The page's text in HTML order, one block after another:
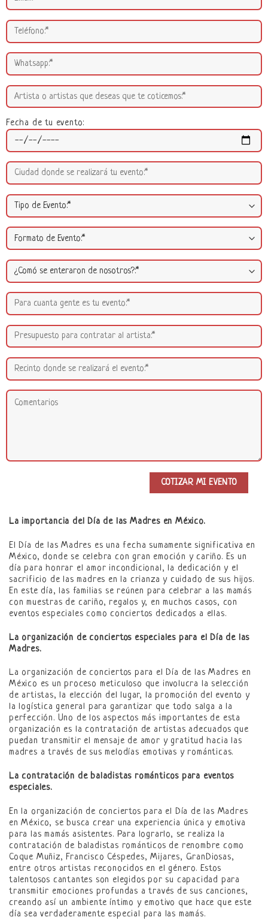
Fecha de tu evento:
La importancia del Día de las Madres en México.
El Día de las Madres es una fecha sumamente significativa en
México, donde se celebra con gran emoción y cariño. Es un
día para honrar el amor incondicional, la dedicación y el
sacrificio de las madres en la crianza y cuidado de sus hijos.
En este día, las familias se reúnen para celebrar a las mamás
con muestras de cariño, regalos y, en muchos casos, con
eventos especiales como conciertos dedicados a ellas.
La organización de conciertos especiales para el Día de las
Madres.
La organización de conciertos para el Día de las Madres en
México es un proceso meticuloso que involucra la selección
de artistas, la elección del lugar, la promoción del evento y
la logística general para garantizar que todo salga a la
perfección. Uno de los aspectos más importantes de esta
organización es la contratación de artistas adecuados que
puedan transmitir el mensaje de amor y gratitud hacia las
madres a través de sus melodías emotivas y románticas.
La contratación de baladistas románticos para eventos
especiales.
En la organización de conciertos para el Día de las Madres
en México, se busca crear una experiencia única y emotiva
para las mamás asistentes. Para lograrlo, se realiza la
contratación de baladistas románticos de renombre como
Coque Muñiz, Francisco Céspedes, Mijares, GranDiosas,
entre otros artistas reconocidos en el género. Estos
talentosos cantantes son elegidos por su capacidad para
transmitir emociones profundas a través de sus canciones,
creando así un ambiente íntimo y emotivo que hace que este
día sea verdaderamente especial para las mamás.